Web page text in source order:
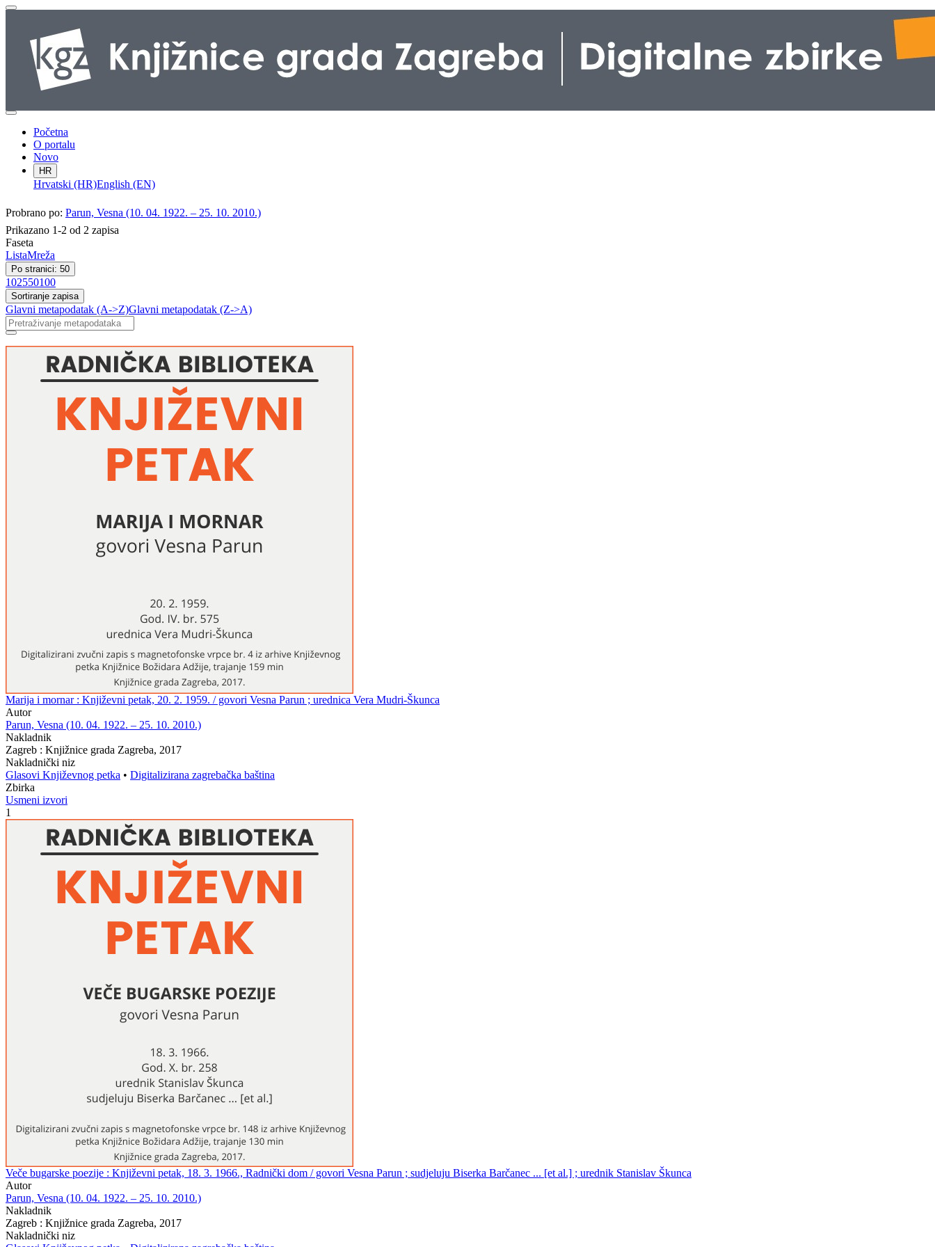
Početna
O portalu
Novo
HR
Hrvatski (HR)English (EN)
Probrano po: Parun, Vesna (10. 04. 1922. – 25. 10. 2010.)
Prikazano 1-2 od 2 zapisa
Faseta
ListaMreža
Po stranici: 50
102550100
Sortiranje zapisa
Glavni metapodatak (A->Z)Glavni metapodatak (Z->A)
Marija i mornar : Književni petak, 20. 2. 1959. / govori Vesna Parun ; urednica Vera Mudri-Škunca
Autor
Parun, Vesna (10. 04. 1922. – 25. 10. 2010.)
Nakladnik
Zagreb : Knjižnice grada Zagreba, 2017
Nakladnički niz
Glasovi Književnog petka • Digitalizirana zagrebačka baština
Zbirka
Usmeni izvori
1
Veče bugarske poezije : Književni petak, 18. 3. 1966., Radnički dom / govori Vesna Parun ; sudjeluju Biserka Barčanec ... [et al.] ; urednik Stanislav Škunca
Autor
Parun, Vesna (10. 04. 1922. – 25. 10. 2010.)
Nakladnik
Zagreb : Knjižnice grada Zagreba, 2017
Nakladnički niz